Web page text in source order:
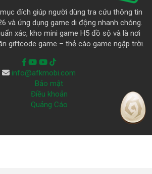
đích giúp người dùng tra cứu thông tin
và ứng dụng game di động nhanh chóng.
xác, kho mini game H5 đồ sộ và là nơi
giftcode game – thẻ cào game ngập trời.
info@afkmobi.com
Bảo mật
Điều khoản
Quảng Cáo